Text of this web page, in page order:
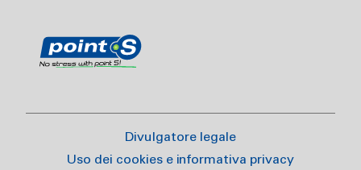
Divulgatore legale
Uso dei cookies e informativa privacy